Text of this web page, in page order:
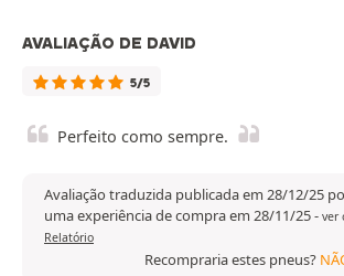
AVALIAÇÃO DE DAVID
5/5
Perfeito como sempre.
Avaliação traduzida publicada em 28/12/25
uma experiência de compra em 28/11/25- ver
Relatório
Recompraria estes pneus?